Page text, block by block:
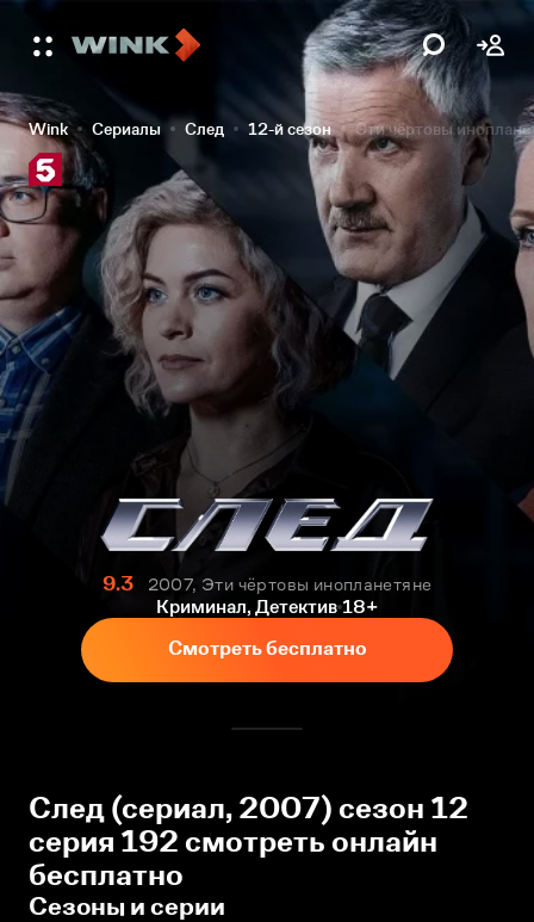
Wink Сериалы След 12-й сезон Эти чёртовы
9.3
2007, Эти чёртовы инопланетяне
Криминал, Детектив 18+
Смотреть бесплатно
След (сериал, 2007) сезон 12
серия 192 смотреть онлайн
бесплатно
Сезоны и серии